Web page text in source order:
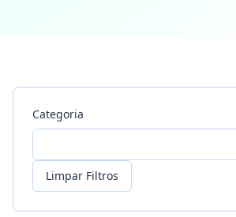
Categoria
Limpar Filtros